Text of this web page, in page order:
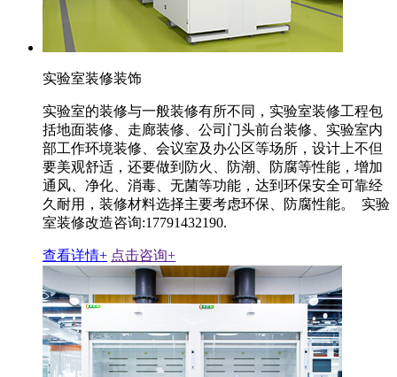
实验室装修装饰
实验室的装修与一般装修有所不同，实验室装修工程包
括地面装修、走廊装修、公司门头前台装修、实验室内
部工作环境装修、会议室及办公区等场所，设计上不但
要美观舒适，还要做到防火、防潮、防腐等性能，增加
通风、净化、消毒、无菌等功能，达到环保安全可靠经
久耐用，装修材料选择主要考虑环保、防腐性能。 实验
室装修改造咨询:17791432190.
查看详情+ 点击咨询+